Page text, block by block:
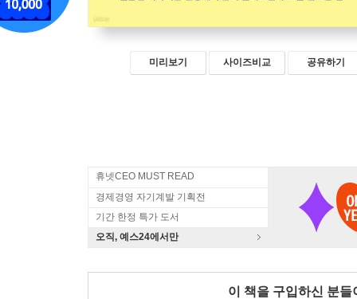
미리보기 사이즈비교 공유하기
휴넷CEO MUST READ
경제경영 자기계발 기획전
기간 한정 특가 도서
오직, 예스24에서만
이 책을 구입하신 분